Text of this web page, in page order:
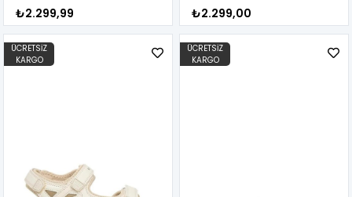
₺2.299,99 ₺2.299,00
ÜCRETSIZ
KARGO
ÜCRETSIZ
KARGO